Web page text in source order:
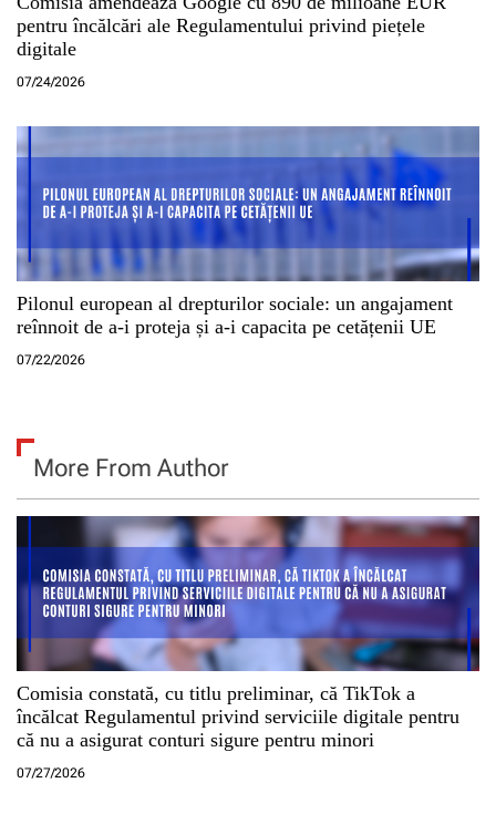
pentru încălcări ale Regulamentului privind piețele
digitale
07/24/2026
Pilonul european al drepturilor sociale: un angajament
reînnoit de a-i proteja și a-i capacita pe cetățenii UE
07/22/2026
More From Author
Comisia constată, cu titlu preliminar, că TikTok a
încălcat Regulamentul privind serviciile digitale pentru
că nu a asigurat conturi sigure pentru minori
07/27/2026